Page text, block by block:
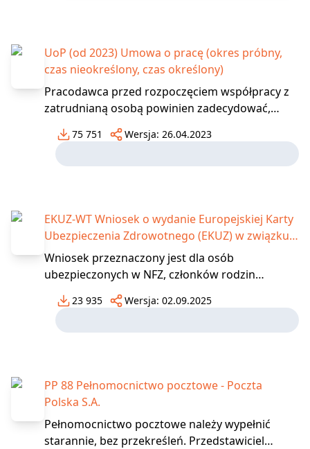
UoP (od 2023) Umowa o pracę (okres próbny,
czas nieokreślony, czas określony)
Pracodawca przed rozpoczęciem współpracy z
zatrudnianą osobą powinien zadecydować,
jakiego rodzaju umowa ma ich wiązać oraz na
jaki czas ma ona być zawarta. Umowę o pracę
zawiera się na piśmie. Jeżeli umowa o pracę nie
75 751 Wersja: 26.04.2023
EKUZ-WT Wniosek o wydanie Europejskiej Karty
Ubezpieczenia Zdrowotnego (EKUZ) w związku z
czasowym pobytem w innym niż Polska
państwie członkowskim UE/EFTA
Wniosek przeznaczony jest dla osób
ubezpieczonych w NFZ, członków rodzin
zgłoszonych przez osoby ubezpieczone, osób
nieubezpieczonych posiadających prawo do
świadczeń na gruncie przepisów krajowych,
23 935 Wersja: 02.09.2025
PP 88 Pełnomocnictwo pocztowe - Poczta
Polska S.A.
Pełnomocnictwo pocztowe należy wypełnić
starannie, bez przekreśleń. Przedstawiciel